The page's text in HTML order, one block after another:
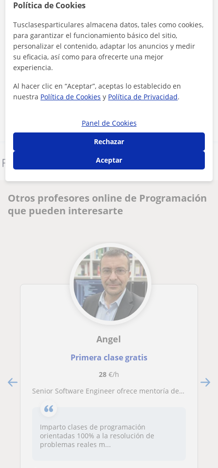
Contactar ahora
Otros profesores online de Programación
que pueden interesarte
Angel
Primera clase gratis
28€/h
Senior Software Engineer ofrece mentoría de programación, resolución de bugs y código real para profesionales
Imparto clases de programación
orientadas 100% a la resolución de
problemas reales m...
Política de Cookies
Tusclasesparticulares almacena datos, tales como cookies,
para garantizar el funcionamiento básico del sitio,
personalizar el contenido, adaptar los anuncios y medir
su eficacia, así como para ofrecerte una mejor
experiencia.
Al hacer clic en “Aceptar”, aceptas lo establecido en
nuestra Política de Cookies y Política de Privacidad.
Panel de Cookies
Rechazar
Aceptar